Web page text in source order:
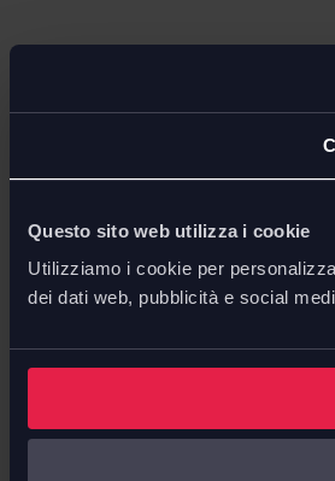
Questo sito web utilizza i cookie
Utilizziamo i cookie per
dei dati web, pubblicità e social